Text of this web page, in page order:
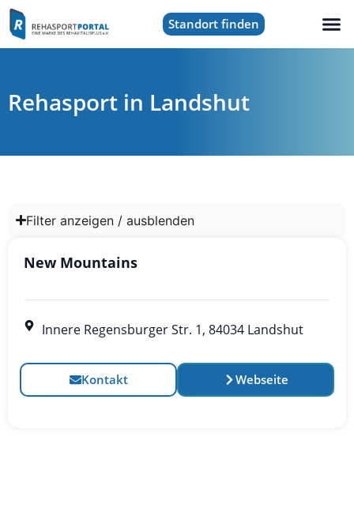
Standort finden
Rehasport in Landshut
Filter anzeigen / ausblenden
New Mountains
Innere Regensburger Str. 1, 84034 Landshut
Kontakt Webseite